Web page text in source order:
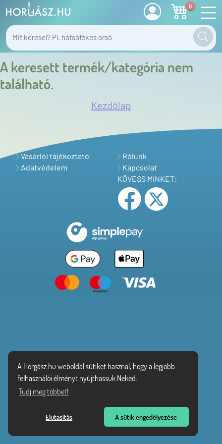
A Horgász.hu weboldal sütiket használ, hogy a legjobb
felhasználói élményt nyújthassuk Neked.
Tudj meg többet!
Elutasítás A sütik engedélyezése
0
A keresett termék/kategória nem
található.
Kezdőlap
Vásárlói tájékoztató
Adatvédelem
Rólunk
Kapcsolat
KÖVESS MINKET: